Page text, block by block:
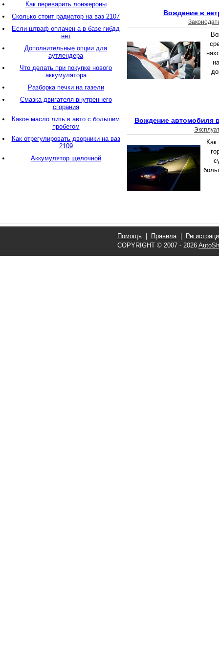
Вождение в
Вождение автомобиля
Как
Как переварить лонжероны
Сколько стоит радиатор на ваз 2107
Если штраф оплачен а в базе гибдд
нет
Дополнительные опции для
аутлендера
Что делать при покупке нового
аккумулятора
Разборка печки на газели
Смазка двигателя внутреннего
сгорания
Какое масло лить в авто с большим
пробегом
Как отрегулировать дворники на ваз
2109
Аккумулятор щелочной
Помощь Правила|
COPYRIGHT © 2007 - 2026